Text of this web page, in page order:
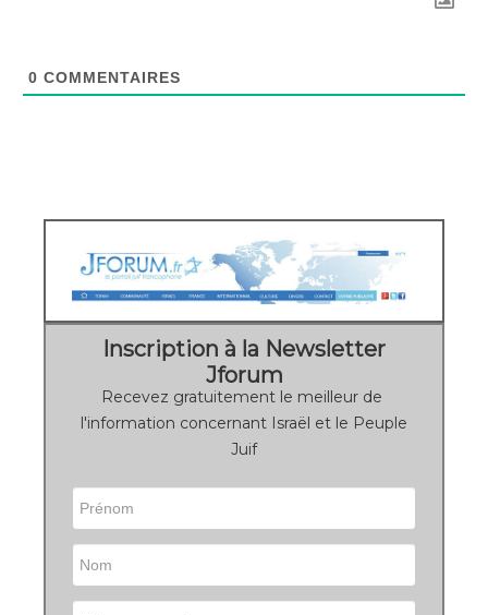
0 COMMENTAIRES
Inscription à la Newsletter
Jforum
Recevez gratuitement le meilleur de
l'information concernant Israël et le Peuple
Juif